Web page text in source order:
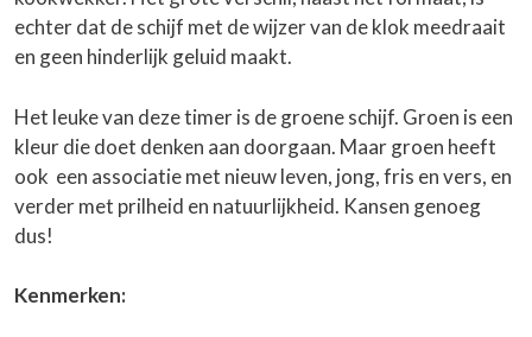
echter dat de schijf met de wijzer van de klok meedraait
en geen hinderlijk geluid maakt.
Het leuke van deze timer is de groene schijf. Groen is een
kleur die doet denken aan doorgaan. Maar groen heeft
ook een associatie met nieuw leven, jong, fris en vers, en
verder met prilheid en natuurlijkheid. Kansen genoeg
dus!
Kenmerken: